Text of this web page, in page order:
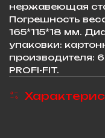
нержавеющая
Погрешность
165*115*18 мм.
упаковки:
производителя:
PROFI-FIT.